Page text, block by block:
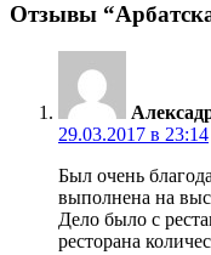
Отзывы
29.03.2017 в 23:14
Был очень
выполнена на
Дело было с
ресторана